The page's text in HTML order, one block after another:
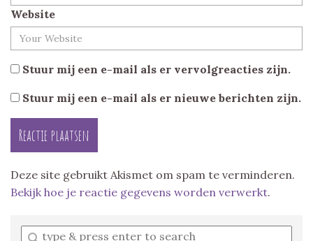
Website
Stuur mij een e-mail als er vervolgreacties zijn.
Stuur mij een e-mail als er nieuwe berichten zijn.
Deze site gebruikt Akismet om spam te verminderen.
Bekijk hoe je reactie gegevens worden verwerkt.
Enter